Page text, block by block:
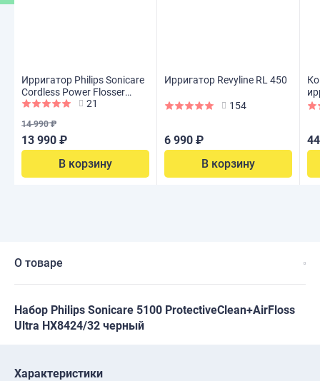
Ирригатор Philips Sonicare
Cordless Power Flosser
3000 HX3826/33
21
14 990 ₽
13 990 ₽
В корзину
Ирригатор Revyline RL 450
154
6 990 ₽
В корзину
О товаре
Набор Philips Sonicare 5100 ProtectiveClean+AirFloss
Ultra HX8424/32 черный
Характеристики